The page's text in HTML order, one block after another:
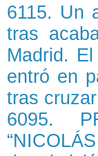
6115. Un
tras
Madrid.
entró en
tras
6095.